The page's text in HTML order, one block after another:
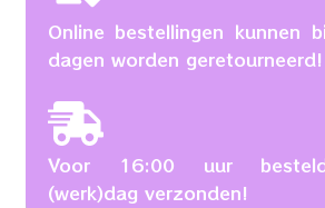
Online bestellingen kunnen
dagen worden geretourneerd!
Voor 16:00 uur
(werk)dag verzonden!